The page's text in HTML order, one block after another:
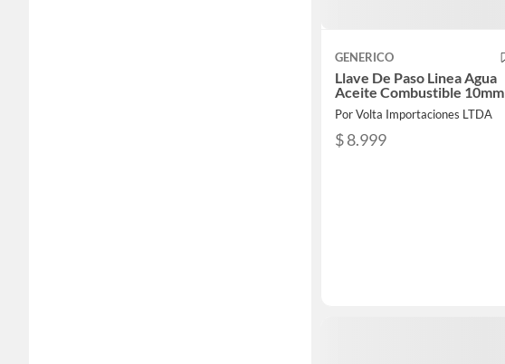
GENERICO
Llave De Paso Linea Agua
Aceite Combustible 10mm
Por Volta Importaciones LTDA
$ 8.999